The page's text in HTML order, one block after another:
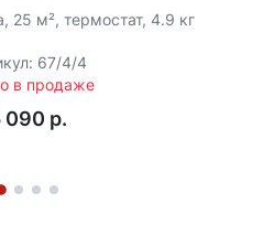
25 м², термостат, 4.9 кг
67/4/4
в продаже
090 p.